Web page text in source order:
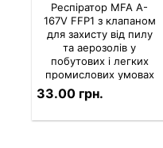
Респіратор MFA A-
167V FFP1 з клапаном
для захисту від пилу
та аерозолів у
побутових і легких
промислових умовах
33.00 грн.